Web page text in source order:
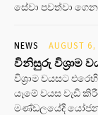
සේවා පවත්වා ගෙන
NEWS AUGUST 6,
විනිසුරු විශ්‍රාම
විශ්‍රාම වයසට
යෑමේ වයස වැඩි
මණ්ඩලයේදී